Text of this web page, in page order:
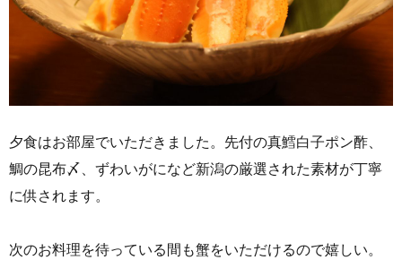
夕食はお部屋でいただきました。先付の真鱈白子ポン酢、
鯛の昆布〆、ずわいがになど新潟の厳選された素材が丁寧
に供されます。
次のお料理を待っている間も蟹をいただけるので嬉しい。